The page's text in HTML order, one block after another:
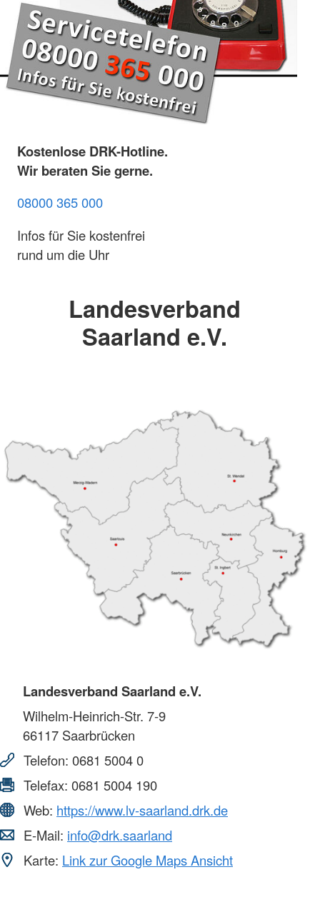
Kostenlose DRK-Hotline.
Wir beraten Sie gerne.
08000 365 000
Infos für Sie kostenfrei
rund um die Uhr
Landesverband
Saarland e.V.
Landesverband Saarland e.V.
Wilhelm-Heinrich-Str. 7-9
66117 Saarbrücken
Telefon: 0681 5004 0
Telefax: 0681 5004 190
Web: https://www.lv-saarland.drk.de
E-Mail: info@drk.saarland
Karte: Link zur Google Maps Ansicht